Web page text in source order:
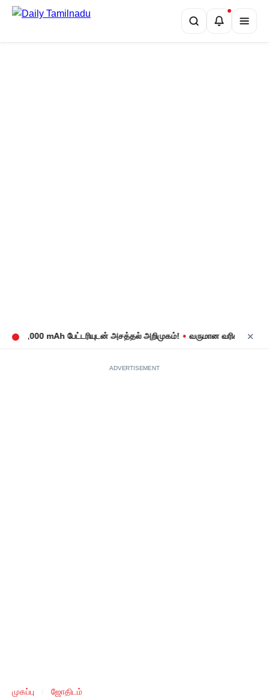
mAh பேட்டரியுடன் அசத்தல் அறிமுகம்! • வருமான வரிக் கணக்குத்
ADVERTISEMENT
முகப்பு ஜோதிடம்